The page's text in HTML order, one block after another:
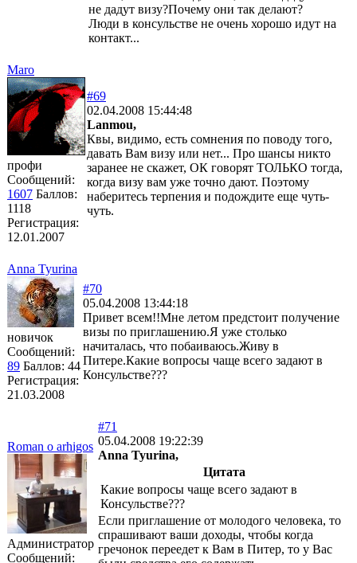
не дадут визу?Почему они так делают?
Люди в консульстве не очень хорошо идут на
контакт...
Maro
профи
Сообщений:
1607 Баллов:
1118
Регистрация:
12.01.2007
#69
02.04.2008 15:44:48
Lanmou,
Квы, видимо, есть сомнения по поводу того,
давать Вам визу или нет... Про шансы никто
заранее не скажет, ОК говорят ТОЛЬКО тогда,
когда визу вам уже точно дают. Поэтому
наберитесь терпения и подождите еще чуть-
чуть.
Anna Tyurina
новичок
Сообщений:
89 Баллов: 44
Регистрация:
21.03.2008
#70
05.04.2008 13:44:18
Привет всем!!Мне летом предстоит получение
визы по приглашению.Я уже столько
начиталась, что побаиваюсь.Живу в
Питере.Какие вопросы чаще всего задают в
Консульстве???
Roman o arhigos
Администратор
Сообщений:
#71
05.04.2008 19:22:39
Anna Tyurina,
Цитата
Какие вопросы чаще всего задают в
Консульстве???
Если приглашение от молодого человека, то
спрашивают ваши доходы, чтобы когда
гречонок переедет к Вам в Питер, то у Вас